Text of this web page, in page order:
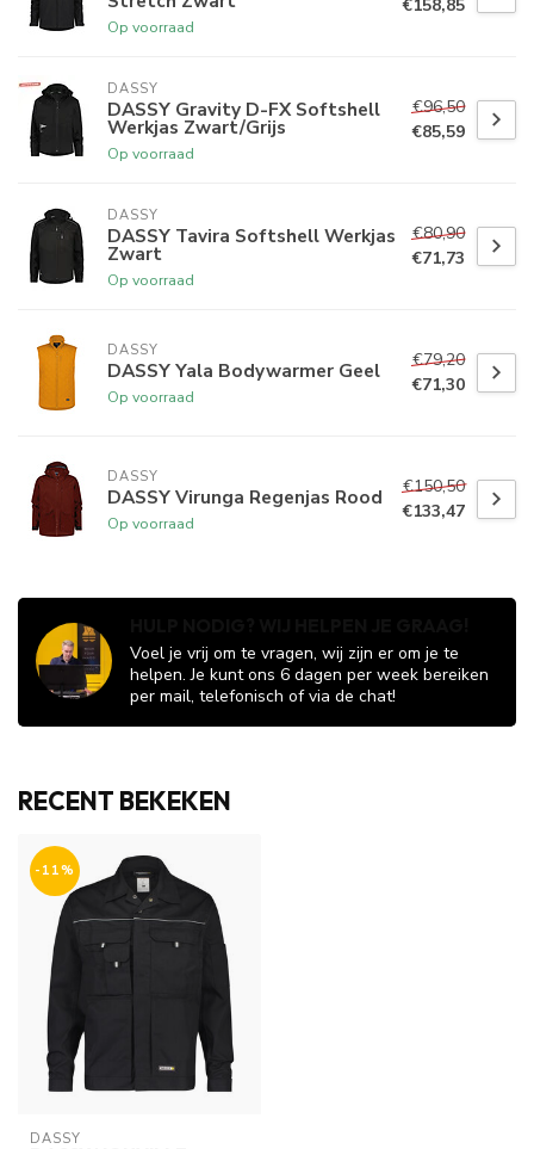
Op voorraad
€158,85
DASSY
DASSY Gravity D-FX Softshell
Werkjas Zwart/Grijs
Op voorraad
€96,50
€85,59
DASSY
DASSY Tavira Softshell Werkjas
Zwart
Op voorraad
€80,90
€71,73
DASSY
DASSY Yala Bodywarmer Geel
Op voorraad
€79,20
€71,30
DASSY
DASSY Virunga Regenjas Rood
Op voorraad
€150,50
€133,47
Voel je vrij om te vragen, wij zijn er om je te
helpen. Je kunt ons 6 dagen per week bereiken
per mail, telefonisch of via de chat!
RECENT BEKEKEN
-11%
DASSY